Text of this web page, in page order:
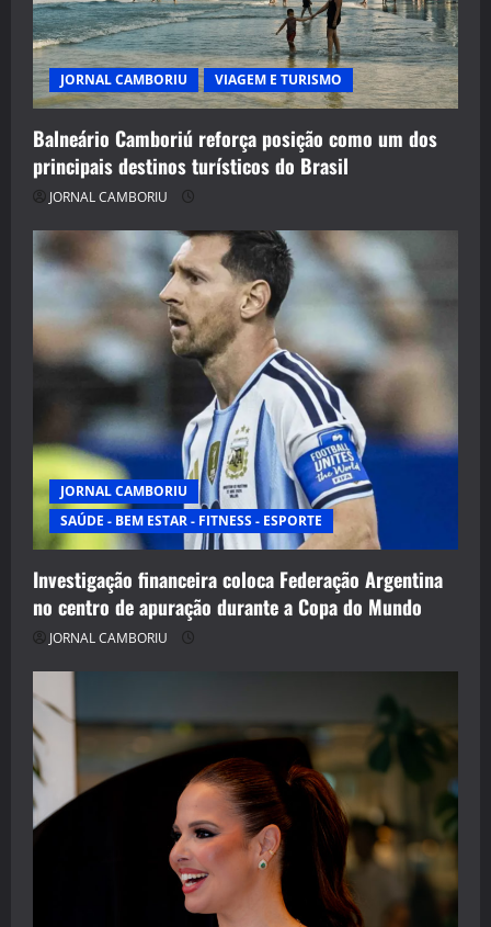
JORNAL CAMBORIU VIAGEM E TURISMO
Balneário Camboriú reforça posição como um dos
principais destinos turísticos do Brasil
JORNAL CAMBORIU
JORNAL CAMBORIU
SAÚDE - BEM ESTAR - FITNESS - ESPORTE
Investigação financeira coloca Federação Argentina
no centro de apuração durante a Copa do Mundo
JORNAL CAMBORIU